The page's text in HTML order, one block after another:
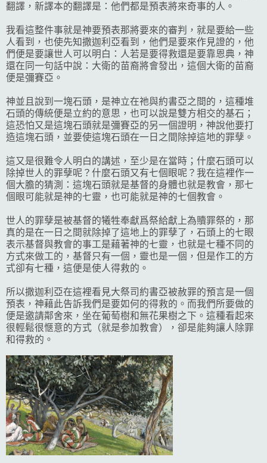
翻譯，新譯本的翻譯是：他們都是預表將來奇事的人。
我看這整件事就是神要預表那將要來的審判，就是要給一些
人看到，也使先知撒迦利亞看到，他們是要來作見證的，他
們便是要讓世人可以明白：人若是要得救還是要靠恩典，神
還在同一句話中說：大衛的苗裔將會發出，這個大衛的苗裔
便是彌賽亞。
神並且說到一塊石頭，是神立在祂與約書亞之間的，這種堆
石頭的傳統便是立約的意思，也可以說是雙方相交的基石；
這恐怕又是這塊石頭就是彌賽亞的另一個證明，神說他要打
造這塊石頭，並要使這塊石頭在一日之間除掉這地的罪孽。
這又是很難令人明白的講述，至少是在當時；什麼石頭可以
除掉世人的罪孽呢？什麼石頭又有七個眼呢？我在這裡作一
個大膽的猜測：這塊石頭就是基督的身體也就是教會，那七
個眼可能就是神的七靈，也可能就是神的七個教會。
世人的罪孽是被基督的犧牲奉獻爲祭給獻上為贖罪祭的，那
真的是在一日之間就除掉了這地上的罪孽了，石頭上的七眼
表示基督與教會的事工是藉著神的七靈，也就是七種不同的
方式來做工的，基督只有一個，靈也是一個，但是作工的方
式卻有七種，這便是使人得救的。
所以撒迦利亞在這裡看見大祭司約書亞被赦罪的預言是一個
預表，神藉此告訴我們是要如何的得救的。而我們所要做的
便是邀請鄰舍來，坐在葡萄樹和無花果樹之下。這種看起來
很輕鬆很愜意的方式（就是参加教會），卻是能夠讓人除罪
和得救的。